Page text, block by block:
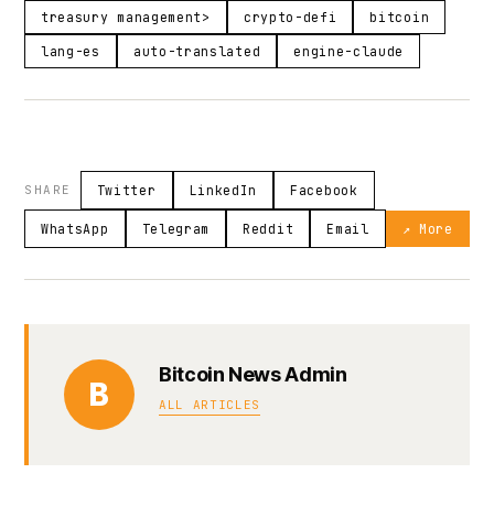
treasury management> crypto-defi bitcoin
lang-es auto-translated engine-claude
SHARE Twitter LinkedIn Facebook
WhatsApp Telegram Reddit Email ↗ More
B
Bitcoin News Admin
ALL ARTICLES